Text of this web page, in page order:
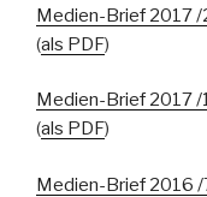
Medien-Brief 2017 /
(als PDF)
Medien-Brief 2017 /
(als PDF)
Medien-Brief 2016